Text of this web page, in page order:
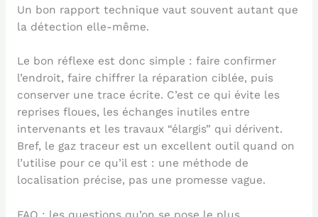
Un bon rapport technique vaut souvent autant que
la détection elle-même.
Le bon réflexe est donc simple : faire confirmer
l’endroit, faire chiffrer la réparation ciblée, puis
conserver une trace écrite. C’est ce qui évite les
reprises floues, les échanges inutiles entre
intervenants et les travaux “élargis” qui dérivent.
Bref, le gaz traceur est un excellent outil quand on
l’utilise pour ce qu’il est : une méthode de
localisation précise, pas une promesse vague.